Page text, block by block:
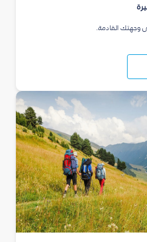
وجهتك القادمة.